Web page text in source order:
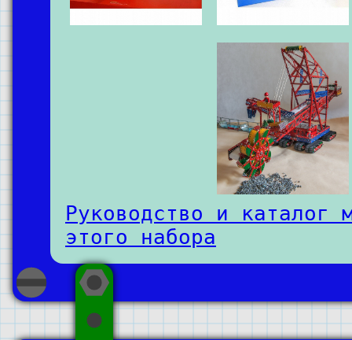
Руководство и каталог
этого набора